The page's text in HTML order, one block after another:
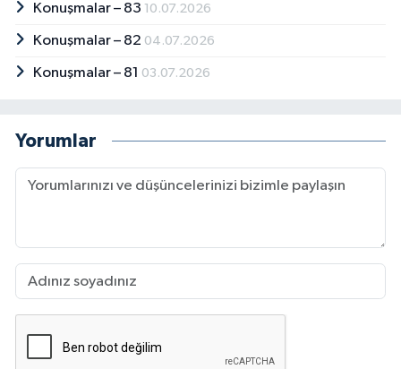
Konuşmalar – 83 10.07.2026
Konuşmalar – 82 04.07.2026
Konuşmalar – 81 03.07.2026
Yorumlar